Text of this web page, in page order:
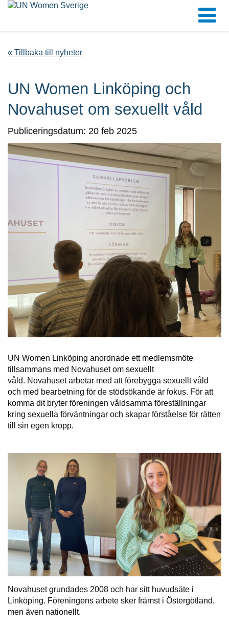
« Tillbaka till nyheter
UN Women Linköping och
Novahuset om sexuellt våld
Publiceringsdatum: 20 feb 2025
UN Women Linköping anordnade ett medlemsmöte
tillsammans med Novahuset om sexuellt
våld. Novahuset arbetar med att förebygga sexuellt våld
och med bearbetning för de stödsökande är fokus. För att
komma dit bryter föreningen våldsamma föreställningar
kring sexuella förväntningar och skapar förståelse för rätten
till sin egen kropp.
Novahuset grundades 2008 och har sitt huvudsäte i
Linköping. Föreningens arbete sker främst i Östergötland,
men även nationellt.